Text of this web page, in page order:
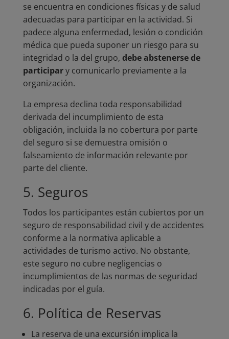
se encuentra en condiciones físicas y de salud
adecuadas para participar en la actividad. Si
padece alguna enfermedad, lesión o condición
médica que pueda suponer un riesgo para su
integridad o la del grupo, debe abstenerse de
participary comunicarlo previamente a la
organización.
La empresa declina toda responsabilidad
derivada del incumplimiento de esta
obligación, incluida la no cobertura por parte
del seguro si se demuestra omisión o
falseamiento de información relevante por
parte del cliente.
5. Seguros
Todos los participantes están cubiertos por un
seguro de responsabilidad civil y de accidentes
conforme a la normativa aplicable a
actividades de turismo activo. No obstante,
este seguro no cubre negligencias o
incumplimientos de las normas de seguridad
indicadas por el guía.
6. Política de Reservas
La reserva de una excursión implica la